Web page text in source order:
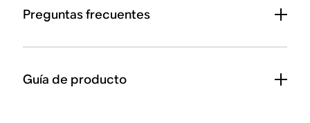
Preguntas frecuentes
Guía de producto